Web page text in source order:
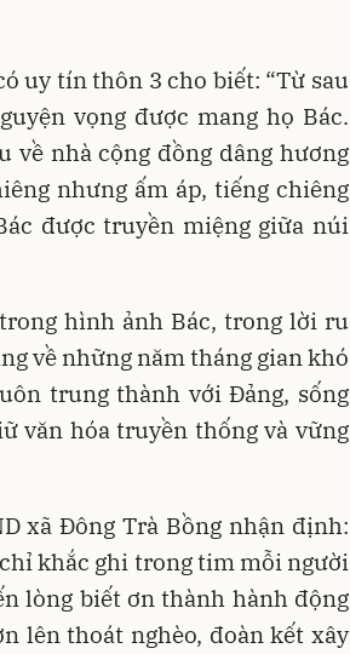
uy tín thôn 3 cho biết: “Từ sau
vọng được mang họ Bác.
về nhà cộng đồng dâng hương
nhưng ấm áp, tiếng chiêng
được truyền miệng giữa núi
hình ảnh Bác, trong lời ru
về những năm tháng gian khó
trung thành với Đảng, sống
văn hóa truyền thống và vững
xã Đông Trà Bồng nhận định:
khắc ghi trong tim mỗi người
lòng biết ơn thành hành động
lên thoát nghèo, đoàn kết xây